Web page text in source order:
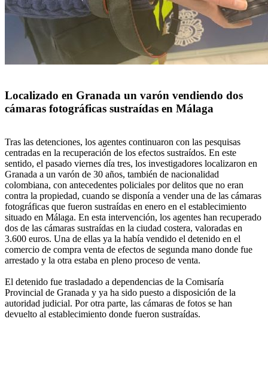
Localizado en Granada un varón vendiendo dos
cámaras fotográficas sustraídas en Málaga
Tras las detenciones, los agentes continuaron con las pesquisas
centradas en la recuperación de los efectos sustraídos. En este
sentido, el pasado viernes día tres, los investigadores localizaron en
Granada a un varón de 30 años, también de nacionalidad
colombiana, con antecedentes policiales por delitos que no eran
contra la propiedad, cuando se disponía a vender una de las cámaras
fotográficas que fueron sustraídas en enero en el establecimiento
situado en Málaga. En esta intervención, los agentes han recuperado
dos de las cámaras sustraídas en la ciudad costera, valoradas en
3.600 euros. Una de ellas ya la había vendido el detenido en el
comercio de compra venta de efectos de segunda mano donde fue
arrestado y la otra estaba en pleno proceso de venta.
El detenido fue trasladado a dependencias de la Comisaría
Provincial de Granada y ya ha sido puesto a disposición de la
autoridad judicial. Por otra parte, las cámaras de fotos se han
devuelto al establecimiento donde fueron sustraídas.